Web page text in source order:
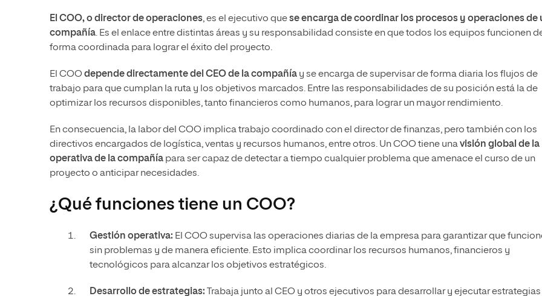
El COO, o director de operaciones, es el ejecutivo quese encarga de coordinar los procesos y operaciones de
compañía. Es el enlace entre distintas áreas y su responsabilidad consiste en que todos los equipos funcionen
forma coordinada para lograr el éxito del proyecto.
El COOdepende directamente del CEO de la compañía y se encarga de supervisar de forma diaria los flujos de
trabajo para que cumplan la ruta y los objetivos marcados. Entre las responsabilidades de su posición está la de
optimizar los recursos disponibles, tanto financieros como humanos, para lograr un mayor rendimiento.
En consecuencia, la labor del COO implica trabajo coordinado con el director de finanzas, pero también con los
directivos encargados de logística, ventas y recursos humanos, entre otros. Un COO tiene unavisión global de la
operativa de la compañía para ser capaz de detectar a tiempo cualquier problema que amenace el curso de un
proyecto o anticipar necesidades.
¿Qué funciones tiene un COO?
Gestión operativa: El COO supervisa las operaciones diarias de la empresa para garantizar que
sin problemas y de manera eficiente. Esto implica coordinar los recursos humanos, financieros y
tecnológicos para alcanzar los objetivos estratégicos.
Desarrollo de estrategias: Trabaja junto al CEO y otros ejecutivos para desarrollar y ejecutar estrategias